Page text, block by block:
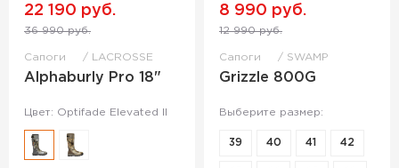
22 190 руб.
36 990 руб.
Сапоги LACROSSE
Alphaburly Pro 18"
Цвет: Optifade Elevated II
8 990 руб.
12 990 руб.
Сапоги SWAMP
Grizzle 800G
Выберите размер:
39 40 41 42